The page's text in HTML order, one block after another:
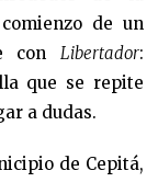
de un
con Libertador:
que se repite
a dudas.
de Cepitá,